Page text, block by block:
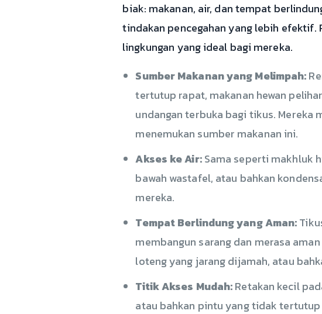
biak: makanan, air, dan tempat
tindakan pencegahan yang lebih efektif.
lingkungan yang ideal bagi mereka.
Sumber Makanan yang Melimpah:
tertutup rapat, makanan hewan
undangan terbuka bagi tikus. Mereka
menemukan sumber makanan ini.
Akses ke Air:Sama seperti makhluk
bawah wastafel, atau bahkan
mereka.
Tempat Berlindung yang Aman:
membangun sarang dan merasa
loteng yang jarang dijamah, atau
Titik Akses Mudah:Retakan kecil
atau bahkan pintu yang tidak